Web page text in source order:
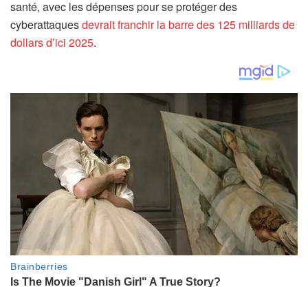
santé, avec les dépenses pour se protéger des
cyberattaquesdevrait franchir la barre des 125 milliards de
dollars d’ici 2025.